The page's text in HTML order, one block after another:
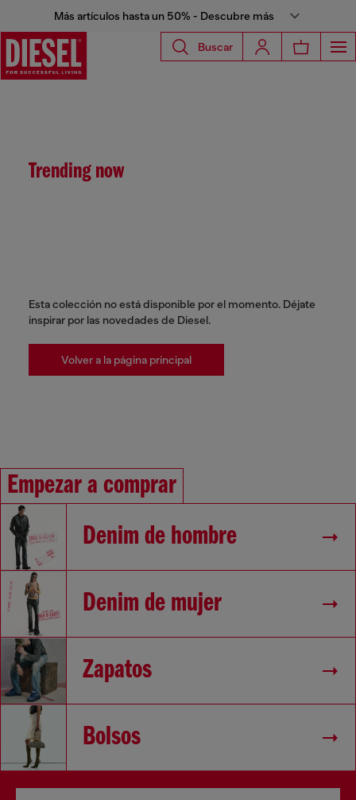
Más artículos hasta un 50% - Descubre más
Buscar
Trending now
Esta colección no está disponible por el momento. Déjate
inspirar por las novedades de Diesel.
Volver a la página principal
Empezar a comprar
Denim de hombre
Denim de mujer
Zapatos
Bolsos